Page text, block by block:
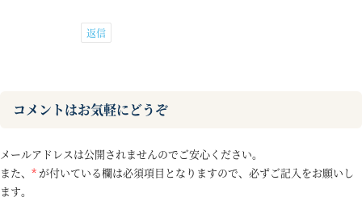
返信
コメントはお気軽にどうぞ
メールアドレスは公開されませんのでご安心ください。
また、 * が付いている欄は必須項目となりますので、必ずご記入をお願いし
ます。